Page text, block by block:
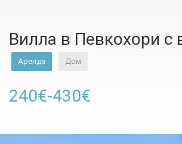
Вилла в Певкохори с
Аренда Дом
240€-430€